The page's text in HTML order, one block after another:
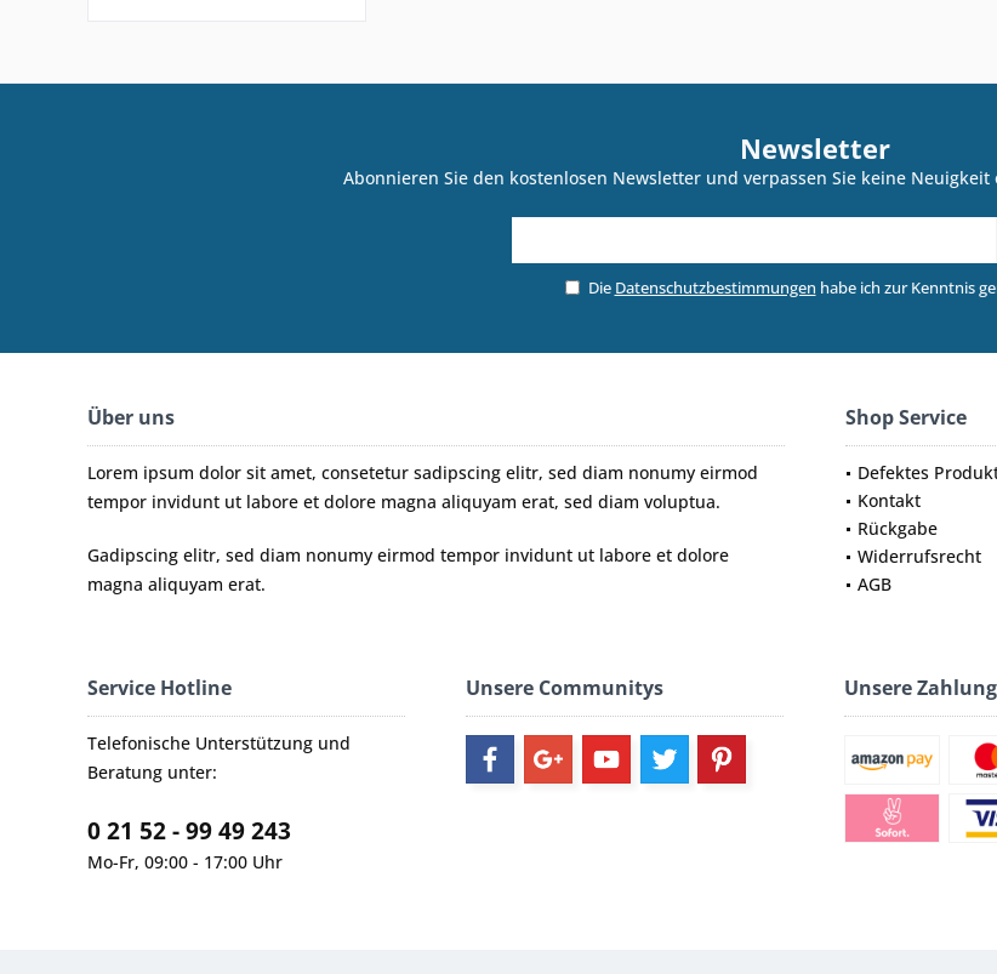
Newsletter
Abonnieren Sie den kostenlosen Newsletter und verpassen Sie keine Neuigkeit
Die Datenschutzbestimmungen habe ich zur Kenntnis
Über uns
Lorem ipsum dolor sit amet, consetetur sadipscing elitr, sed diam nonumy eirmod
tempor invidunt ut labore et dolore magna aliquyam erat, sed diam voluptua.
Gadipscing elitr, sed diam nonumy eirmod tempor invidunt ut labore et dolore
magna aliquyam erat.
Shop Service
Defektes
Kontakt
Rückgabe
Widerrufsrecht
AGB
Service Hotline
Telefonische Unterstützung und
Beratung unter:
0 21 52 - 99 49 243
Mo-Fr, 09:00 - 17:00 Uhr
Unsere Communitys Unsere